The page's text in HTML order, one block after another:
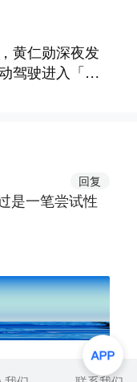
黄仁勋深夜发
驾驶进入「安
回复
是一笔尝试性